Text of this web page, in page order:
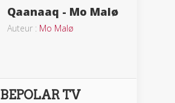
Qaanaaq - Mo Malø
Auteur : Mo Malø
BEPOLAR TV